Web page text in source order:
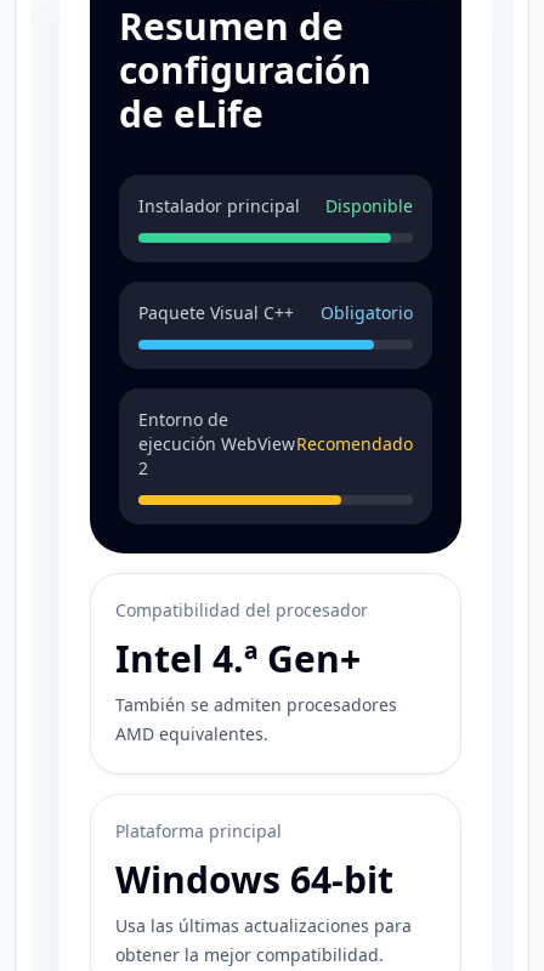
Resumen de
configuración
de eLife
Instalador principal Disponible
Paquete Visual C++ Obligatorio
Entorno de
ejecución WebView
2
Recomendado
Compatibilidad del procesador
Intel 4.ª Gen+
También se admiten procesadores
AMD equivalentes.
Plataforma principal
Windows 64-bit
Usa las últimas actualizaciones para
obtener la mejor compatibilidad.